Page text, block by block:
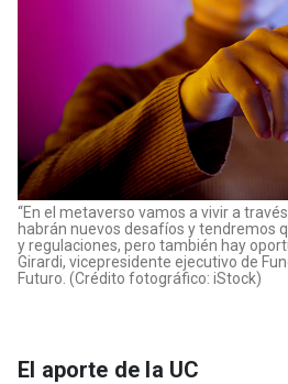
“En el metaverso vamos a vivir a
habrán nuevos desafíos y tendremos
y regulaciones, pero también hay
Girardi, vicepresidente ejecutivo de
Futuro. (Crédito fotográfico: iStock)
El aporte de la UC